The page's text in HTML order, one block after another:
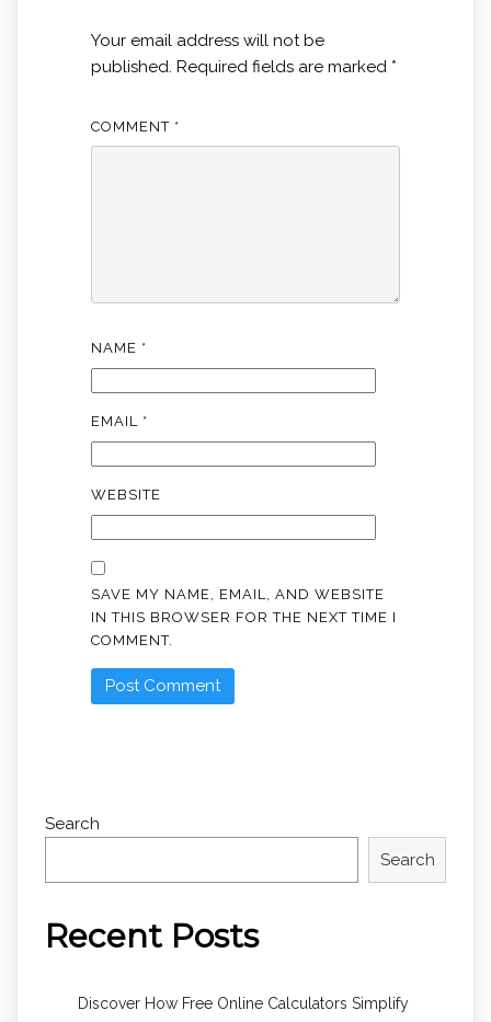
Your email address will not be
published. Required fields are marked *
COMMENT *
NAME *
EMAIL *
WEBSITE
SAVE MY NAME, EMAIL, AND WEBSITE
IN THIS BROWSER FOR THE NEXT TIME I
COMMENT.
Search
Search
Recent Posts
Discover How Free Online Calculators Simplify